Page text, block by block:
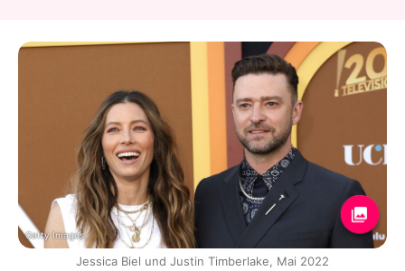
Getty Images
Jessica Biel und Justin Timberlake, Mai 2022